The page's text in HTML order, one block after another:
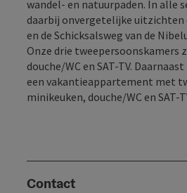
wandel- en natuurpaden. In alle
daarbij onvergetelijke uitzichten
en de Schicksalsweg van de
Onze drie tweepersoonskamers
douche/WC en SAT-TV.
een vakantieappartement met
minikeuken, douche/WC en SAT-
Contact